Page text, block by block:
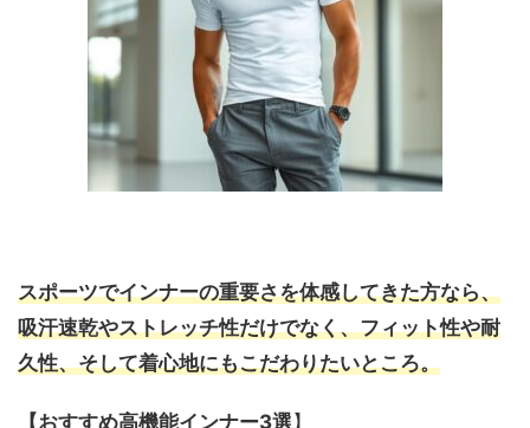
スポーツでインナーの重要さを体感してきた方なら、
吸汗速乾やストレッチ性だけでなく、フィット性や耐
久性、そして着心地にもこだわりたいところ。
【おすすめ高機能インナー3選 】